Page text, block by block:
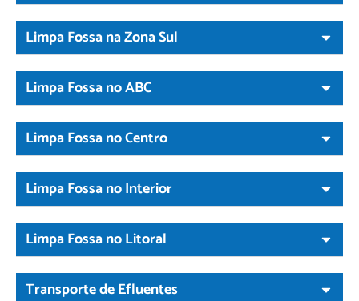
Limpa Fossa na Zona Sul
Limpa Fossa no ABC
Limpa Fossa no Centro
Limpa Fossa no Interior
Limpa Fossa no Litoral
Transporte de Efluentes